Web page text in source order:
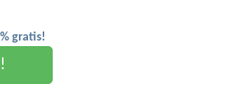
gratis!